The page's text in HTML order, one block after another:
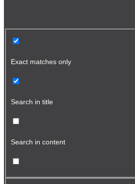
Exact matches only
Search in title
Search in content